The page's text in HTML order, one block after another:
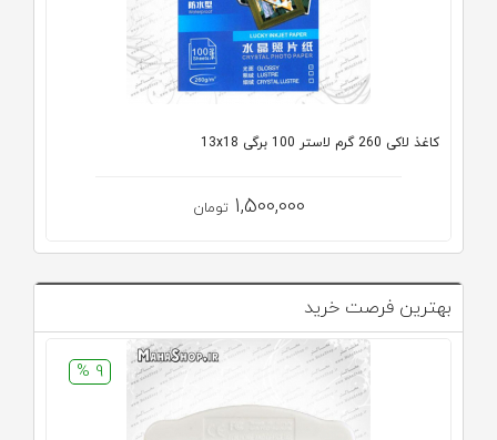
کاغذ لاکی 260 گرم لاستر 100 برگی 13x18
1,500,000 تومان
بهترین فرصت خرید
9 %